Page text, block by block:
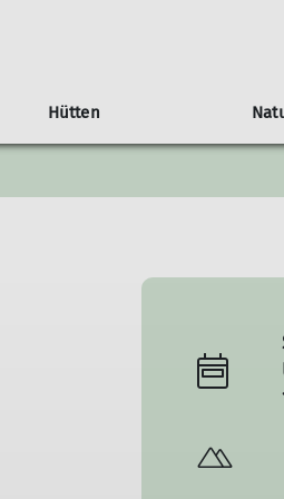
Mitgliedschaft
Info's zur Mitgliedschaft
Monday-
Hütten
Hauerseehütte
Ludwigsburger Hütte